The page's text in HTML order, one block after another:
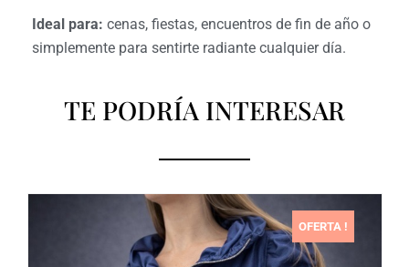
Ideal para: cenas, fiestas, encuentros de fin de año o
simplemente para sentirte radiante cualquier día.
TE PODRÍA INTERESAR
OFERTA !